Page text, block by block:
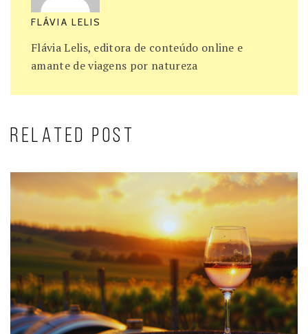
FLÁVIA LELIS
Flávia Lelis, editora de conteúdo online e
amante de viagens por natureza
RELATED POST